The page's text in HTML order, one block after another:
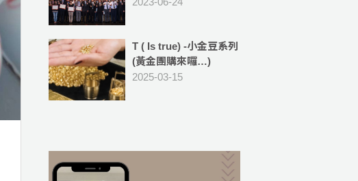
T ( Is true) -小金豆系列
(黃金團購來囉…)
2025-03-15